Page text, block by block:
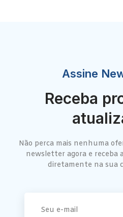
Assine
Receba
Não perca mais nenhuma
newsletter agora e receba
diretamente na sua